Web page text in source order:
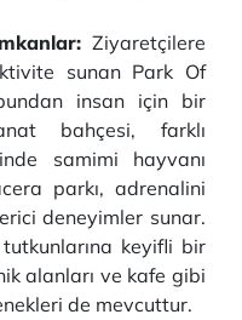
Ziyaretçilere
sunan Park Of
insan için bir
bahçesi, farklı
samimi hayvanı
parkı, adrenalini
deneyimler sunar.
keyifli bir
alanları ve kafe gibi
de mevcuttur.